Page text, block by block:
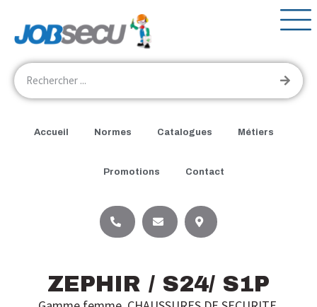
Accueil Normes Catalogues Métiers
Promotions Contact
ZEPHIR / S24/ S1P